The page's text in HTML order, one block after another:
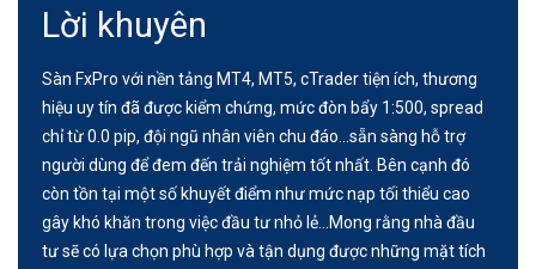
Lời khuyên
Sàn FxPro với nền tảng MT4, MT5, cTrader tiện ích, thương
hiệu uy tín đã được kiểm chứng, mức đòn bẩy 1:500, spread
chỉ từ 0.0 pip, đội ngũ nhân viên chu đáo...sẵn sàng hỗ trợ
người dùng để đem đến trải nghiệm tốt nhất. Bên cạnh đó
còn tồn tại một số khuyết điểm như mức nạp tối thiểu cao
gây khó khăn trong việc đầu tư nhỏ lẻ...Mong rằng nhà đầu
tư sẽ có lựa chọn phù hợp và tận dụng được những mặt tích